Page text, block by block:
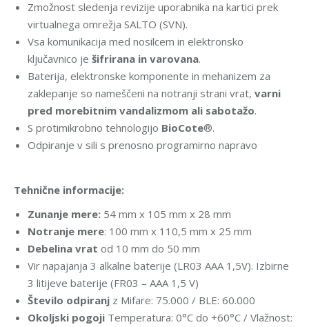
Zmožnost sledenja revizije uporabnika na kartici prek
virtualnega omrežja SALTO (SVN).
Vsa komunikacija med nosilcem in elektronsko
ključavnico je šifrirana in varovana.
Baterija, elektronske komponente in mehanizem za
zaklepanje so nameščeni na notranji strani vrat, varni
pred morebitnim vandalizmom ali sabotažo.
S protimikrobno tehnologijo BioCote®.
Odpiranje v sili s prenosno programirno napravo
Tehnične informacije:
Zunanje mere: 54 mm x 105 mm x 28 mm
Notranje mere: 100 mm x 110,5 mm x 25 mm
Debelina vrat od 10 mm do 50 mm
Vir napajanja 3 alkalne baterije (LR03 AAA 1,5V). Izbirne
3 litijeve baterije (FR03 – AAA 1,5 V)
Število odpiranj z Mifare: 75.000 / BLE: 60.000
Okoljski pogoji Temperatura: 0°C do +60°C / Vlažnost: